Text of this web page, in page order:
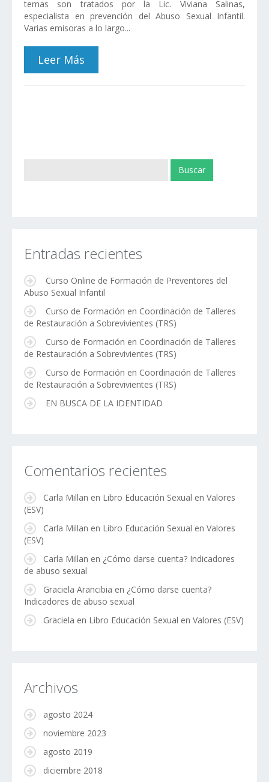
temas son tratados por la Lic. Viviana Salinas,
especialista en prevención del Abuso Sexual Infantil.
Varias emisoras a lo largo...
Leer Más
Entradas recientes
Curso Online de Formación de Preventores del
Abuso Sexual Infantil
Curso de Formación en Coordinación de Talleres
de Restauración a Sobrevivientes (TRS)
Curso de Formación en Coordinación de Talleres
de Restauración a Sobrevivientes (TRS)
Curso de Formación en Coordinación de Talleres
de Restauración a Sobrevivientes (TRS)
EN BUSCA DE LA IDENTIDAD
Comentarios recientes
Carla Millan en Libro Educación Sexual en Valores
(ESV)
Carla Millan en Libro Educación Sexual en Valores
(ESV)
Carla Millan en ¿Cómo darse cuenta? Indicadores
de abuso sexual
Graciela Arancibia en ¿Cómo darse cuenta?
Indicadores de abuso sexual
Graciela en Libro Educación Sexual en Valores (ESV)
Archivos
agosto 2024
noviembre 2023
agosto 2019
diciembre 2018